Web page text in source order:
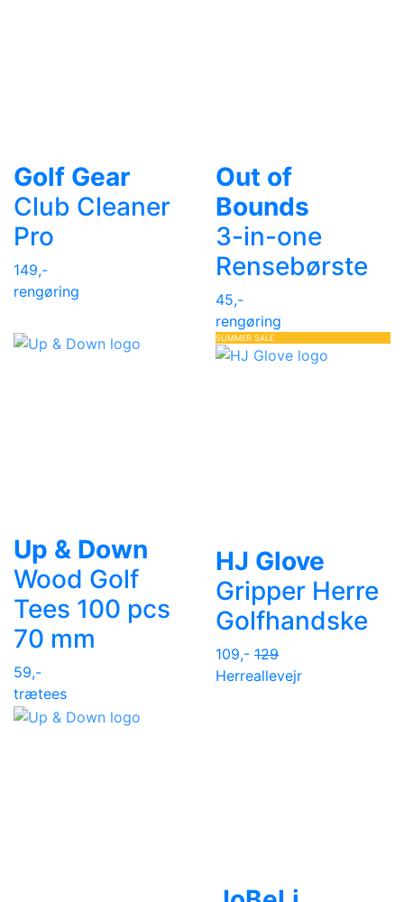
Golf Gear
Club Cleaner
Pro
149,-
rengøring
Out of
Bounds
3-in-one
Rensebørste
45,-
rengøring
Up & Down
Wood Golf
Tees 100 pcs
70 mm
59,-
trætees
SUMMER SALE
HJ Glove
Gripper Herre
Golfhandske
109,- 129
Herreallevejr